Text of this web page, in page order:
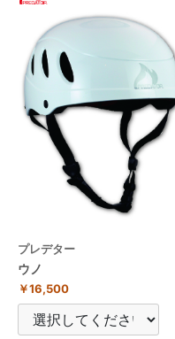
プレデター
ウノ
￥16,500